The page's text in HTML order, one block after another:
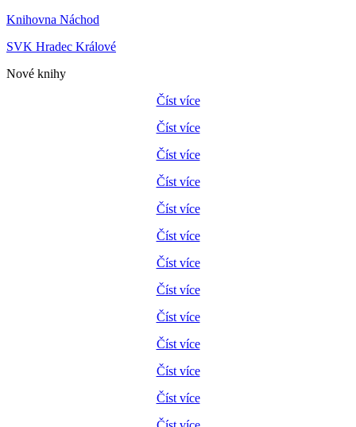
Knihovna Náchod
SVK Hradec Králové
Nové knihy
Číst více
Číst více
Číst více
Číst více
Číst více
Číst více
Číst více
Číst více
Číst více
Číst více
Číst více
Číst více